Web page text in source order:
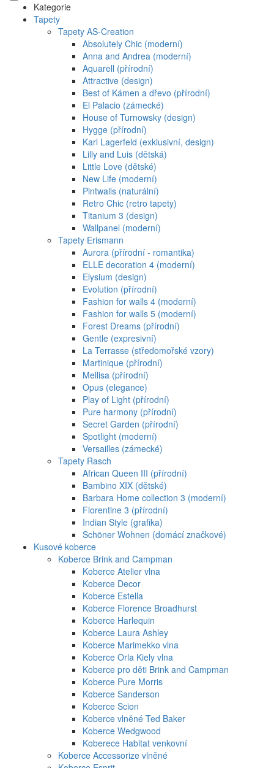
Kategorie
Tapety
Tapety AS-Creation
Absolutely Chic (moderní)
Anna and Andrea (moderní)
Aquarell (přírodní)
Attractive (design)
Best of Kámen a dřevo (přírodní)
El Palacio (zámecké)
House of Turnowsky (design)
Hygge (přírodní)
Karl Lagerfeld (exklusivní, design)
Lilly and Luis (dětská)
Little Love (dětské)
New Life (moderní)
Pintwalls (naturální)
Retro Chic (retro tapety)
Titanium 3 (design)
Wallpanel (moderní)
Tapety Erismann
Aurora (přírodní - romantika)
ELLE decoration 4 (moderní)
Elysium (design)
Evolution (přírodní)
Fashion for walls 4 (moderní)
Fashion for walls 5 (moderní)
Forest Dreams (přírodní)
Gentle (expresivní)
La Terrasse (středomořské vzory)
Martinique (přírodní)
Mellisa (přírodní)
Opus (elegance)
Play of Light (přírodní)
Pure harmony (přírodní)
Secret Garden (přírodní)
Spotlight (moderní)
Versailles (zámecké)
Tapety Rasch
African Queen III (přírodní)
Bambino XIX (dětské)
Barbara Home collection 3 (moderní)
Florentine 3 (přírodní)
Indian Style (grafika)
Schöner Wohnen (domácí značkové)
Kusové koberce
Koberce Brink and Campman
Koberce Atelier vlna
Koberce Decor
Koberce Estella
Koberce Florence Broadhurst
Koberce Harlequin
Koberce Laura Ashley
Koberce Marimekko vlna
Koberce Orla Kiely vlna
Koberce pro děti Brink and Campman
Koberce Pure Morris
Koberce Sanderson
Koberce Scion
Koberce vlněné Ted Baker
Koberce Wedgwood
Koberece Habitat venkovní
Koberce Accessorize vlněné